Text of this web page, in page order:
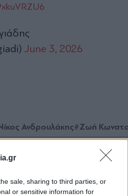
sale, sharing to third parties, or
or sensitive information for
June 3, 2026
Ανδρουλάκης#Ζωή
το
και έγκυρη